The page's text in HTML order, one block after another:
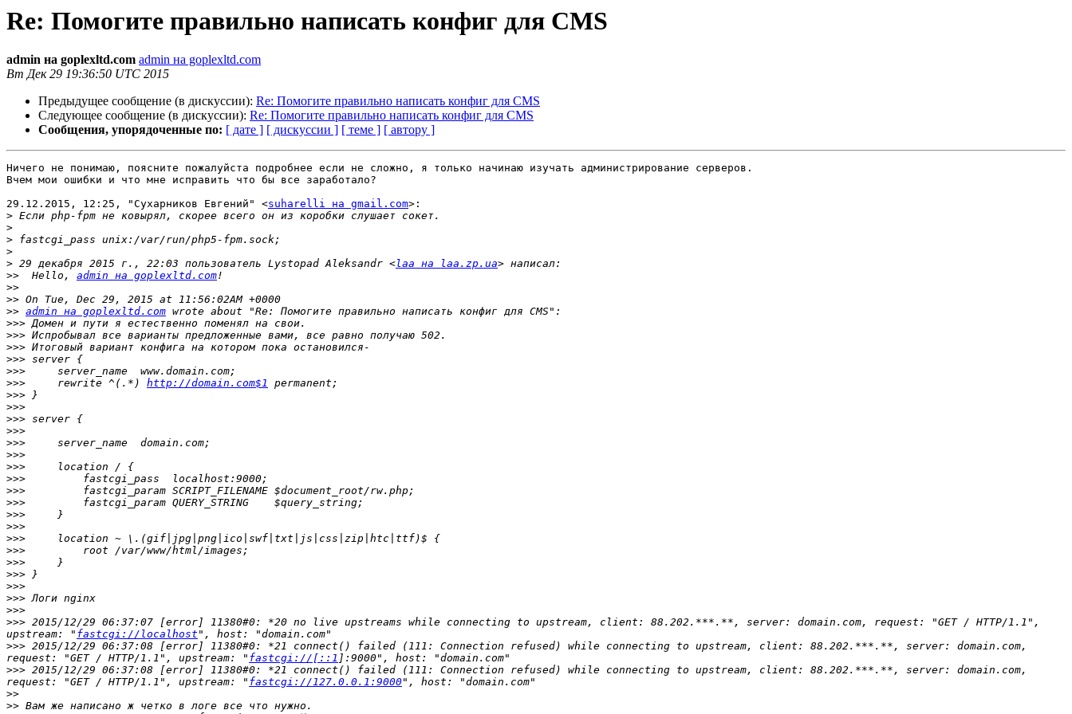
Re: Помогите правильно написать конфиг для CMS
admin на goplexltd.com admin на goplexltd.com
Вт Дек 29 19:36:50 UTC 2015
Предыдущее сообщение (в дискуссии): Re: Помогите правильно написать конфиг для CMS
Следующее сообщение (в дискуссии): Re: Помогите правильно написать конфиг для CMS
Сообщения, упорядоченные по: [ дате ] [ дискуссии ] [ теме ] [ автору ]
Ничего не понимаю, поясните пожалуйста подробнее если не сложно, я только начинаю изучать администрирование серверов.
Вчем мои ошибки и что мне исправить что бы все заработало?
29.12.2015, 12:25, "Сухарников Евгений" <suharelli на gmail.com>:
>
>
>
>
> 29 декабря 2015 г., 22:03 пользователь Lystopad Aleksandr <laa на laa.zp.ua
>> Hello, admin на goplexltd.com
>>
>>
>> admin на goplexltd.com
>>>
>>>
>>>
>>>
>>>
>>> rewrite ^(.*) http://domain.com$1
>>>
>>>
>>>
>>>
>>>
>>>
>>>
>>>
>>>
>>>
>>>
>>>
>>>
>>>
>>>
>>>
>>>
>>>
>>>
>>> 2015/12/29 06:37:07 [error] 11380#0: *20 no live upstreams while connecting to upstream, client: 88.202.***.**, server: domain.com, request: "GET / HTTP/1.1",
upstream: " fastcgi://localhost
>>> 2015/12/29 06:37:08 [error] 11380#0: *21 connect() failed (111: Connection refused) while connecting to upstream, client: 88.202.***.**, server: domain.com,
request: "GET / HTTP/1.1", upstream: " fastcgi://[::1
>>> 2015/12/29 06:37:08 [error] 11380#0: *21 connect() failed (111: Connection refused) while connecting to upstream, client: 88.202.***.**, server: domain.com,
request: "GET / HTTP/1.1", upstream: " fastcgi://127.0.0.1:9000
>>
>>